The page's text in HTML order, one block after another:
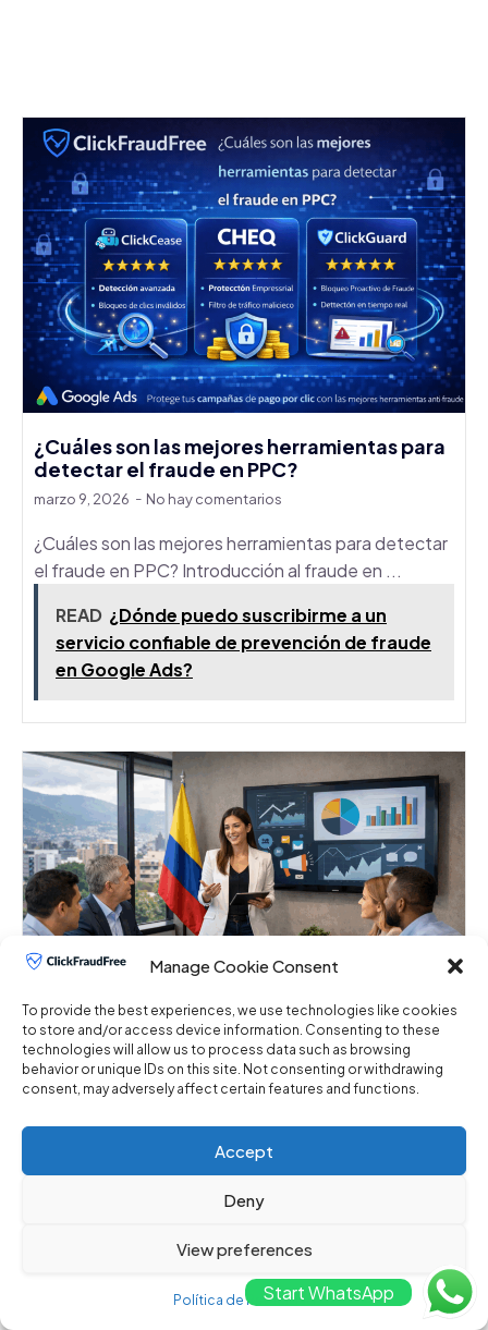
Manage Cookie Consent
To provide the best experiences, we use technologies like cookies
to store and/or access device information. Consenting to these
technologies will allow us to process data such as browsing
behavior or unique IDs on this site. Not consenting or withdrawing
consent, may adversely affect certain features and functions.
Accept
Deny
View preferences
Política de Privacidad
¿Cuáles son las mejores herramientas para
detectar el fraude en PPC?
marzo 9, 2026 No hay comentarios
¿Cuáles son las mejores herramientas para detectar
el fraude en PPC? Introducción al fraude en ...
READ ¿Dónde puedo suscribirme a un
servicio confiable de prevención de fraude
en Google Ads?
¿Dónde Contratar un Servicio de
Prevención de Fraude de PPC en
Colombia?
No hay comentarios
¿Dónde Contratar un Servicio de Prevención de
Start WhatsApp